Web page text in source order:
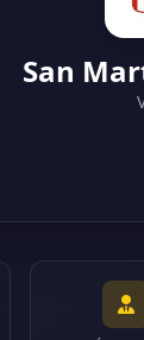
San